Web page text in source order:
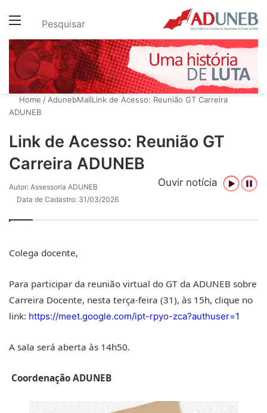
Menu Pesquisar
Home /AdunebMailLink de Acesso: Reunião GT Carreira
ADUNEB
Link de Acesso: Reunião GT
Carreira ADUNEB
Ouvir notícia
Autor: Assessoria ADUNEB
Data de Cadastro: 31/03/2026
Colega docente,
Para participar da reunião virtual do GT da ADUNEB sobre
Carreira Docente, nesta terça-feira (31), às 15h, clique no
link: https://meet.google.com/ipt-rpyo-zca?authuser=1
A sala será aberta às 14h50.
Coordenação ADUNEB